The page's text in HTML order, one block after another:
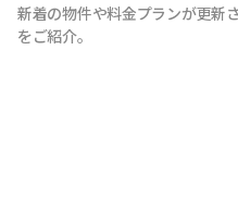
新着の物件や料金プランが更新
をご紹介。